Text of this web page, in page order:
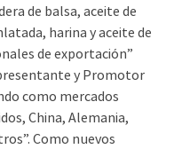
de balsa, aceite de
harina y aceite de
de exportación”
y Promotor
como mercados
China, Alemania,
Como nuevos